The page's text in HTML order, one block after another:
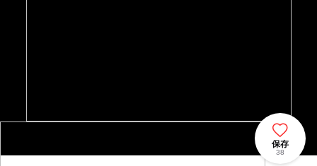
保存
38